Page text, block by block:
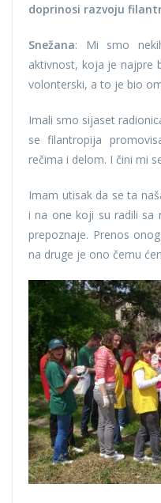
doprinosi razvoju
Snežana: Mi smo
aktivnost, koja je najpre
volonterski, a to je bio
Imali smo sijaset
se filantropija
rečima i delom. I čini mi
Imam utisak da se ta
i na one koji su radili sa
prepoznaje. Prenos
na druge je ono čemu